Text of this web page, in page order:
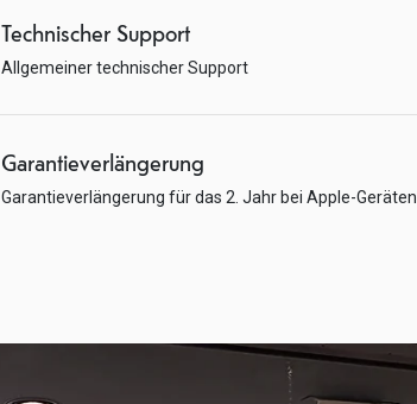
Technischer Support
Allgemeiner technischer Support
Garantieverlängerung
Garantieverlängerung für das 2. Jahr bei Apple-Geräten